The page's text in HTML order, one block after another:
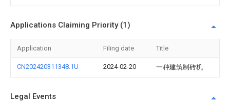
Applications Claiming Priority (1)
Application Filing date Title
CN202420311348.1U 2024-02-20 一种建筑制砖机
Legal Events